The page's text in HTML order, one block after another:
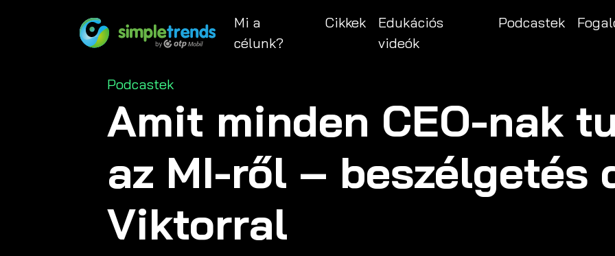
Mi a
célunk?
Cikkek
Edukációs
videók
Podcastek
Categories
Podcastek
Amit minden CEO-nak
az MI-ről – beszélgetés
Viktorral